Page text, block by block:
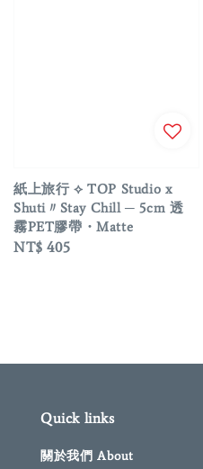
紙上旅行 ⟡ TOP Studio x
Shuti〃Stay Chill ─ 5cm 透
霧PET膠帶・Matte
Regular
NT$ 405
Quick links
關於我們 About